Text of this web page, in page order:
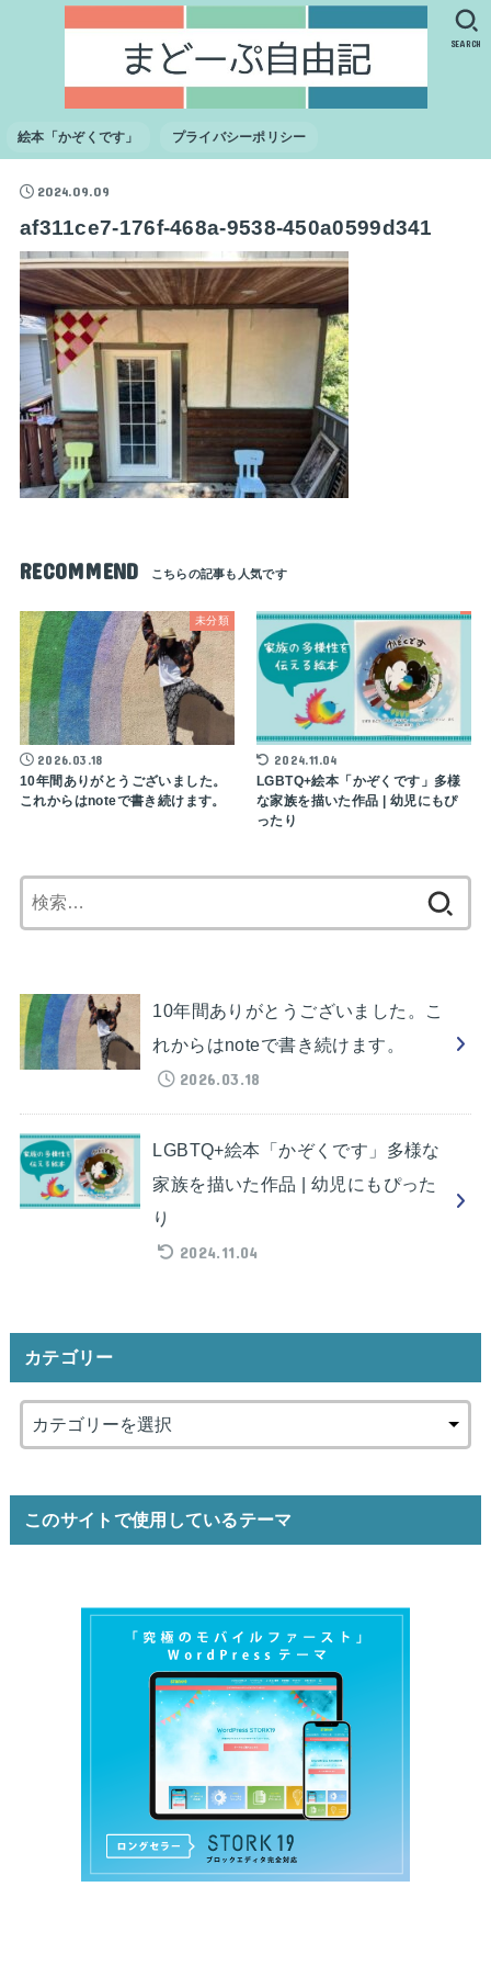
絵本「かぞくです」 プライバシーポリシー
SEARCH
2024.09.09
af311ce7-176f-468a-9538-450a0599d341
RECOMMEND
未分類
2026.03.18
10年間ありがとうございました。
これからはnoteで書き続けます。
2024.11.04
LGBTQ+絵本「かぞくです」多様
な家族を描いた作品 | 幼児にもぴ
ったり
索:
10年間ありがとうございました。こ
れからはnoteで書き続けます。
2026.03.18
LGBTQ+絵本「かぞくです」多様な
家族を描いた作品 | 幼児にもぴった
り
2024.11.04
カテゴリー
このサイトで使用しているテーマ